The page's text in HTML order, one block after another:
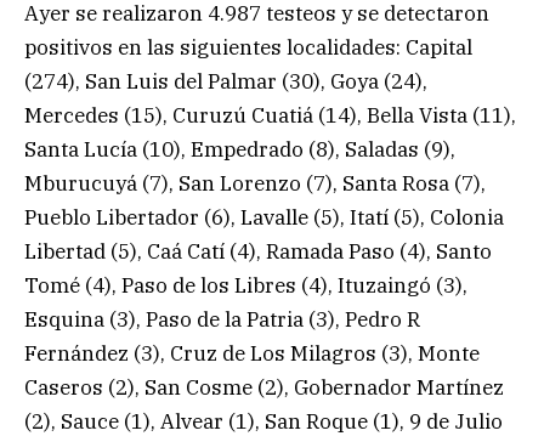
Ayer se realizaron 4.987 testeos y se detectaron
positivos en las siguientes localidades: Capital
(274), San Luis del Palmar (30), Goya (24),
Mercedes (15), Curuzú Cuatiá (14), Bella Vista (11),
Santa Lucía (10), Empedrado (8), Saladas (9),
Mburucuyá (7), San Lorenzo (7), Santa Rosa (7),
Pueblo Libertador (6), Lavalle (5), Itatí (5), Colonia
Libertad (5), Caá Catí (4), Ramada Paso (4), Santo
Tomé (4), Paso de los Libres (4), Ituzaingó (3),
Esquina (3), Paso de la Patria (3), Pedro R
Fernández (3), Cruz de Los Milagros (3), Monte
Caseros (2), San Cosme (2), Gobernador Martínez
(2), Sauce (1), Alvear (1), San Roque (1), 9 de Julio